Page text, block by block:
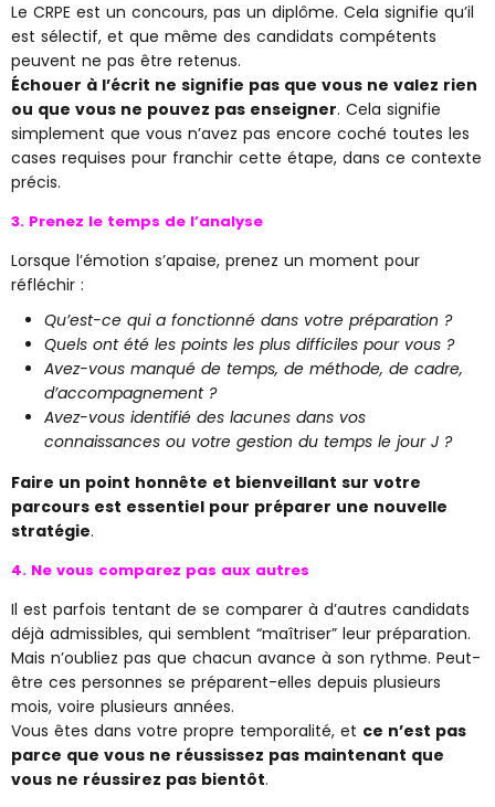
Le CRPE est un concours, pas un diplôme. Cela signifie qu’il
est sélectif, et que même des candidats compétents
peuvent ne pas être retenus.
Échouer à l’écrit ne signifie pas que vous ne valez rien
ou que vous ne pouvez pas enseigner. Cela signifie
simplement que vous n’avez pas encore coché toutes les
cases requises pour franchir cette étape, dans ce contexte
précis.
3. Prenez le temps de l’analyse
Lorsque l’émotion s’apaise, prenez un moment pour
réfléchir :
Qu’est-ce qui a fonctionné dans votre préparation ?
Quels ont été les points les plus difficiles pour vous ?
Avez-vous manqué de temps, de méthode, de cadre,
d’accompagnement ?
Avez-vous identifié des lacunes dans vos
connaissances ou votre gestion du temps le jour J ?
Faire un point honnête et bienveillant sur votre
parcours est essentiel pour préparer une nouvelle
stratégie.
4. Ne vous comparez pas aux autres
Il est parfois tentant de se comparer à d’autres candidats
déjà admissibles, qui semblent “maîtriser” leur préparation.
Mais n’oubliez pas que chacun avance à son rythme. Peut-
être ces personnes se préparent-elles depuis plusieurs
mois, voire plusieurs années.
Vous êtes dans votre propre temporalité, et ce n’est pas
parce que vous ne réussissez pas maintenant que
vous ne réussirez pas bientôt.